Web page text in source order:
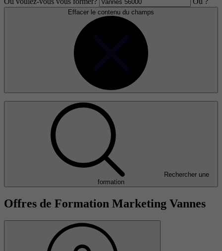
Effacer le contenu du champs
Rechercher une
formation
Offres de Formation Marketing Vannes